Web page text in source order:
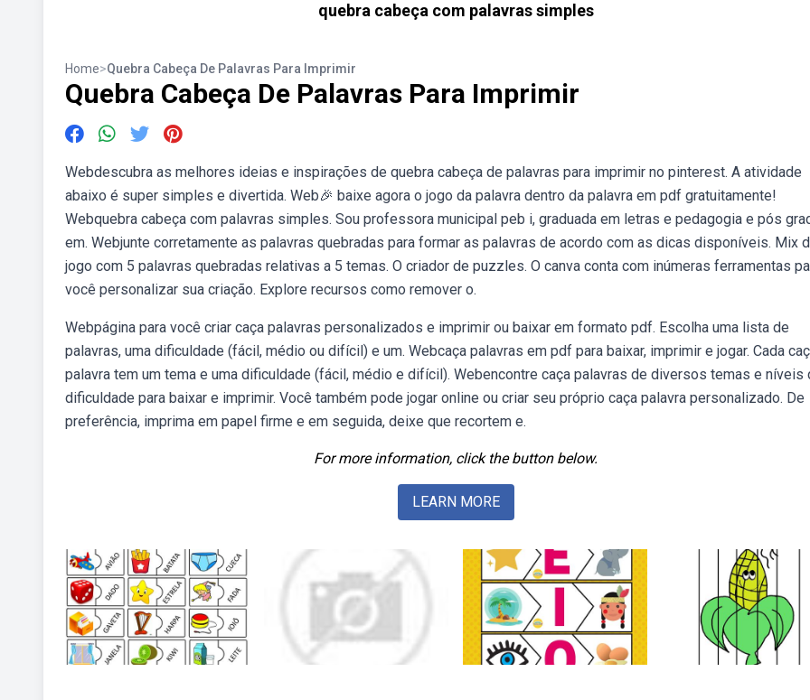
quebra cabeça com palavras simples
Home>Quebra Cabeça De Palavras Para Imprimir
Quebra Cabeça De Palavras Para Imprimir
Webdescubra as melhores ideias e inspirações de quebra cabeça de palavras para imprimir no pinterest. A atividade
abaixo é super simples e divertida. Web🎉 baixe agora o jogo da palavra dentro da palavra em pdf gratuitamente!
Webquebra cabeça com palavras simples. Sou professora municipal peb i, graduada em letras e pedagogia e pós
em. Webjunte corretamente as palavras quebradas para formar as palavras de acordo com as dicas disponíveis. Mix
jogo com 5 palavras quebradas relativas a 5 temas. O criador de puzzles. O canva conta com inúmeras ferramentas
você personalizar sua criação. Explore recursos como remover o.
Webpágina para você criar caça palavras personalizados e imprimir ou baixar em formato pdf. Escolha uma lista de
palavras, uma dificuldade (fácil, médio ou difícil) e um. Webcaça palavras em pdf para baixar, imprimir e jogar. Cada
palavra tem um tema e uma dificuldade (fácil, médio e difícil). Webencontre caça palavras de diversos temas e níveis
dificuldade para baixar e imprimir. Você também pode jogar online ou criar seu próprio caça palavra personalizado. De
preferência, imprima em papel firme e em seguida, deixe que recortem e.
For more information, click the button below.
LEARN MORE